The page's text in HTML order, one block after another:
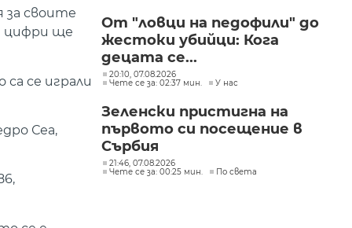
за своите
цифри ще
се играли
Сеа,
От "ловци на педофили" до
жестоки убийци: Кога
децата се...
20:10, 07.08.2026
Чете се за: 02:37 мин.
У нас
Зеленски пристигна на
първото си посещение в
Сърбия
21:46, 07.08.2026
Чете се за: 00:25 мин.
По света